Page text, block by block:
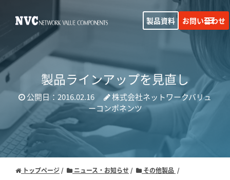
製品資料 お問い合わせ
製品ラインアップを見直し
公開日：2016.02.16
株式会社ネットワークバリュ
ーコンポネンツ
トップページ ニュース・お知らせ
その他製品